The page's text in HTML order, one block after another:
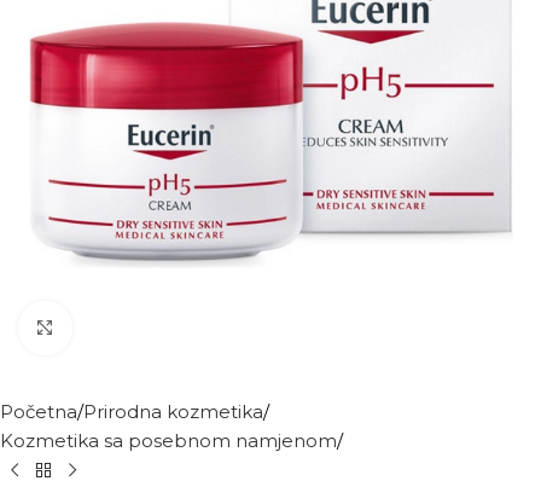
Početna Prirodna kozmetika
Kozmetika sa posebnom namjenom